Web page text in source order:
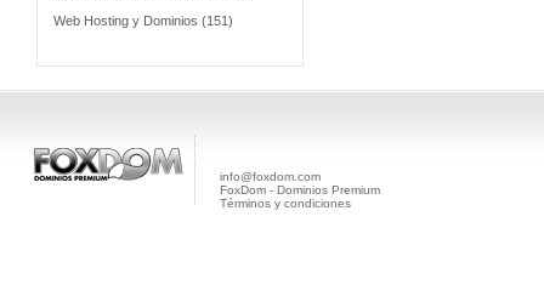
Web Hosting y Dominios (151)
info@foxdom.com
FoxDom - Dominios Premium
Términos y condiciones